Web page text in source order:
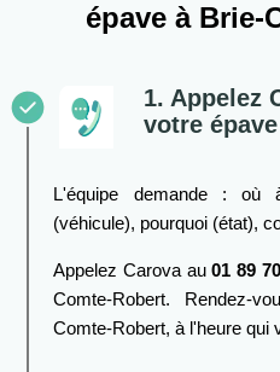
épave à Brie-
1. Appelez
votre épave
L'équipe demande : où
(véhicule), pourquoi (état),
Appelez Carova au01 89
Comte-Robert. Rendez-
Comte-Robert, à l'heure qui